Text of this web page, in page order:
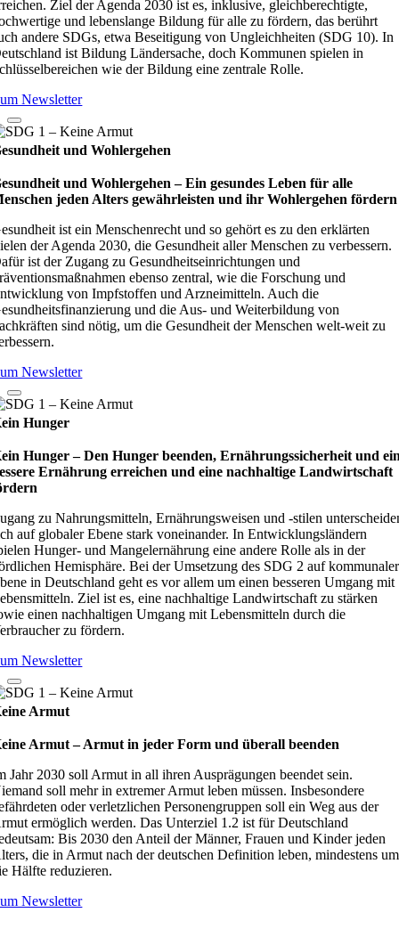
Ziel der Agenda 2030 ist es, inklusive, gleichberechtigte,
und lebenslange Bildung für alle zu fördern, das berührt
andere SDGs, etwa Beseitigung von Ungleichheiten (SDG 10). In
ist Bildung Ländersache, doch Kommunen spielen in
wie der Bildung eine zentrale Rolle.
Newsletter
und Wohlergehen
und Wohlergehen – Ein gesundes Leben für alle
jeden Alters gewährleisten und ihr Wohlergehen fördern
ist ein Menschenrecht und so gehört es zu den erklärten
der Agenda 2030, die Gesundheit aller Menschen zu verbessern.
ist der Zugang zu Gesundheitseinrichtungen und
ebenso zentral, wie die Forschung und
von Impfstoffen und Arzneimitteln. Auch die
und die Aus- und Weiterbildung von
sind nötig, um die Gesundheit der Menschen welt-weit zu
Newsletter
Hunger
Hunger – Den Hunger beenden, Ernährungssicherheit und
Ernährung erreichen und eine nachhaltige Landwirtschaft
zu Nahrungsmitteln, Ernährungsweisen und -stilen
auf globaler Ebene stark voneinander. In Entwicklungsländern
Hunger- und Mangelernährung eine andere Rolle als in der
Hemisphäre. Bei der Umsetzung des SDG 2 auf kommunaler
in Deutschland geht es vor allem um einen besseren Umgang mit
Ziel ist es, eine nachhaltige Landwirtschaft zu stärken
einen nachhaltigen Umgang mit Lebensmitteln durch die
zu fördern.
Newsletter
Armut
Armut – Armut in jeder Form und überall beenden
Jahr 2030 soll Armut in all ihren Ausprägungen beendet sein.
soll mehr in extremer Armut leben müssen. Insbesondere
oder verletzlichen Personengruppen soll ein Weg aus der
ermöglich werden. Das Unterziel 1.2 ist für Deutschland
Bis 2030 den Anteil der Männer, Frauen und Kinder jeden
die in Armut nach der deutschen Definition leben, mindestens um
Hälfte reduzieren.
Newsletter